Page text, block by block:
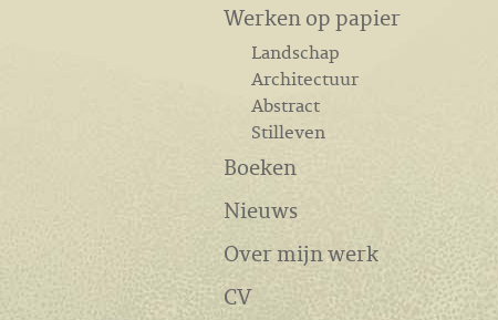
Werken op papier
Landschap
Architectuur
Abstract
Stilleven
Boeken
Nieuws
Over mijn werk
CV